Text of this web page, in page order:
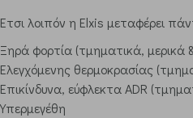
Έτσι λοιπόν η Elxis μεταφέρει
Ξηρά φορτία (τμηματικά, μερικά
Ελεγχόμενης θερμοκρασίας
Επικίνδυνα, εύφλεκτα ADR
Υπερμεγέθη